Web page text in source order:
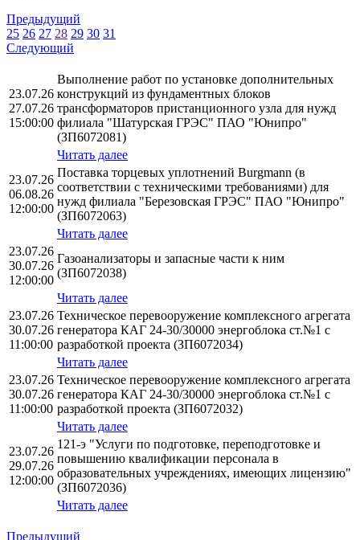
Предыдущий
25 26 27 28 29 30 31
Следующий
23.07.26
27.07.26
15:00:00
Выполнение работ по установке дополнительных
конструкций из фундаментных блоков
трансформаторов пристанционного узла для нужд
филиала "Шатурская ГРЭС" ПАО "Юнипро"
(ЗП6072081)
Читать далее
23.07.26
06.08.26
12:00:00
Поставка торцевых уплотнений Burgmann (в
соответствии с техническими требованиями) для
нужд филиала "Березовская ГРЭС" ПАО "Юнипро"
(ЗП6072063)
Читать далее
23.07.26
30.07.26
12:00:00
Газоанализаторы и запасные части к ним
(ЗП6072038)
Читать далее
23.07.26
30.07.26
11:00:00
Техническое перевооружение комплексного агрегата
генератора КАГ 24-30/30000 энергоблока ст.№1 с
разработкой проекта (ЗП6072034)
Читать далее
23.07.26
30.07.26
11:00:00
Техническое перевооружение комплексного агрегата
генератора КАГ 24-30/30000 энергоблока ст.№1 с
разработкой проекта (ЗП6072032)
Читать далее
23.07.26
29.07.26
12:00:00
121-э "Услуги по подготовке, переподготовке и
повышению квалификации персонала в
образовательных учреждениях, имеющих лицензию"
(ЗП6072036)
Читать далее
Предыдущий